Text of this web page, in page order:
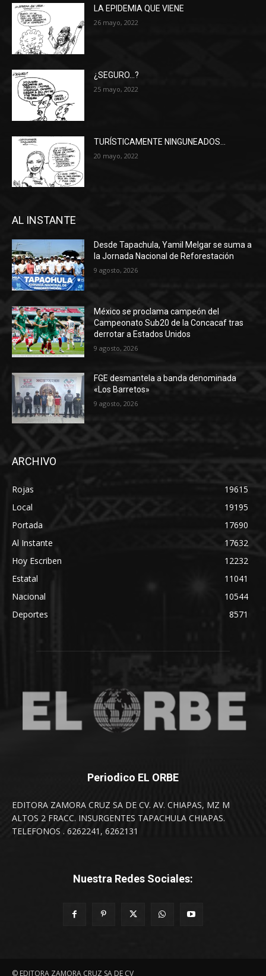
LA EPIDEMIA QUE VIENE
26 mayo, 2022
¿SEGURO…?
25 mayo, 2022
TURÍSTICAMENTE NINGUNEADOS…
20 mayo, 2022
AL INSTANTE
Desde Tapachula, Yamil Melgar se suma a
la Jornada Nacional de Reforestación
9 agosto, 2026
México se proclama campeón del
Campeonato Sub20 de la Concacaf tras
derrotar a Estados Unidos
9 agosto, 2026
FGE desmantela a banda denominada
«Los Barretos»
9 agosto, 2026
ARCHIVO
Rojas
19615
Local
19195
Portada
17690
Al Instante
17632
Hoy Escriben
12232
Estatal
11041
Nacional
10544
Deportes
8571
Periodico EL ORBE
EDITORA ZAMORA CRUZ SA DE CV. AV. CHIAPAS, MZ M
ALTOS 2 FRACC. INSURGENTES TAPACHULA CHIAPAS.
TELEFONOS . 6262241, 6262131
Nuestra Redes Sociales:
© EDITORA ZAMORA CRUZ SA DE CV